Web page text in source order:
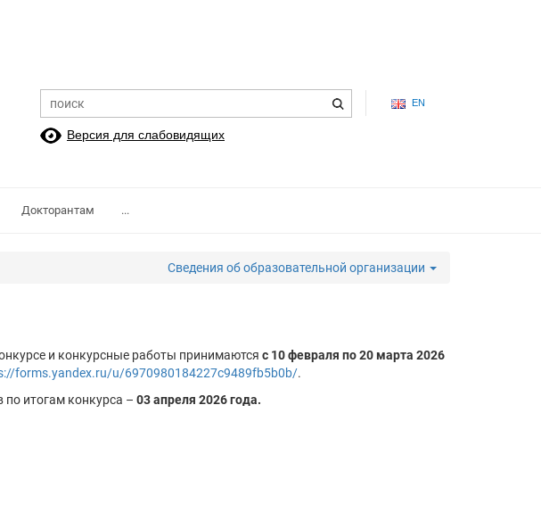
EN
Версия для слабовидящих
Докторантам ...
Сведения об образовательной организации
и конкурсные работы принимаются с 10 февраля по 20 марта 2026
forms.yandex.ru/u/6970980184227c9489fb5b0b/.
по итогам конкурса – 03 апреля 2026 года.